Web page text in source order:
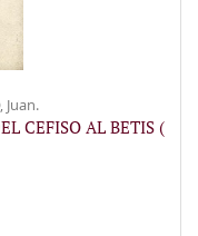
Juan.
CEFISO AL BETIS (